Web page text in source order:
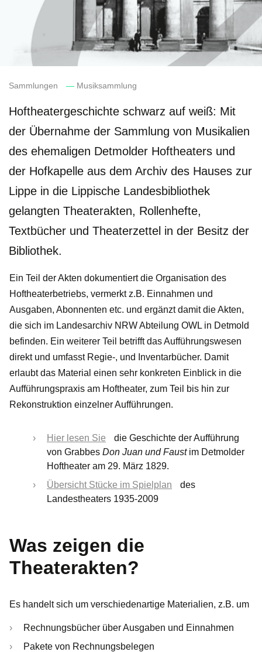
Sammlungen — Musiksammlung
Hoftheatergeschichte schwarz auf weiß: Mit
der Übernahme der Sammlung von Musikalien
des ehemaligen Detmolder Hoftheaters und
der Hofkapelle aus dem Archiv des Hauses zur
Lippe in die Lippische Landesbibliothek
gelangten Theaterakten, Rollenhefte,
Textbücher und Theaterzettel in der Besitz der
Bibliothek.
Ein Teil der Akten dokumentiert die Organisation des
Hoftheaterbetriebs, vermerkt z.B. Einnahmen und
Ausgaben, Abonnenten etc. und ergänzt damit die Akten,
die sich im Landesarchiv NRW Abteilung OWL in Detmold
befinden. Ein weiterer Teil betrifft das Aufführungswesen
direkt und umfasst Regie-, und Inventarbücher. Damit
erlaubt das Material einen sehr konkreten Einblick in die
Aufführungspraxis am Hoftheater, zum Teil bis hin zur
Rekonstruktion einzelner Aufführungen.
Hier lesen Sie
die Geschichte der Aufführung
von Grabbes Don Juan und Faustim Detmolder
Hoftheater am 29. März 1829.
Übersicht Stücke im Spielplan
des
Landestheaters 1935-2009
Was zeigen die
Theaterakten?
Es handelt sich um verschiedenartige Materialien, z.B. um
Rechnungsbücher über Ausgaben und Einnahmen
Pakete von Rechnungsbelegen